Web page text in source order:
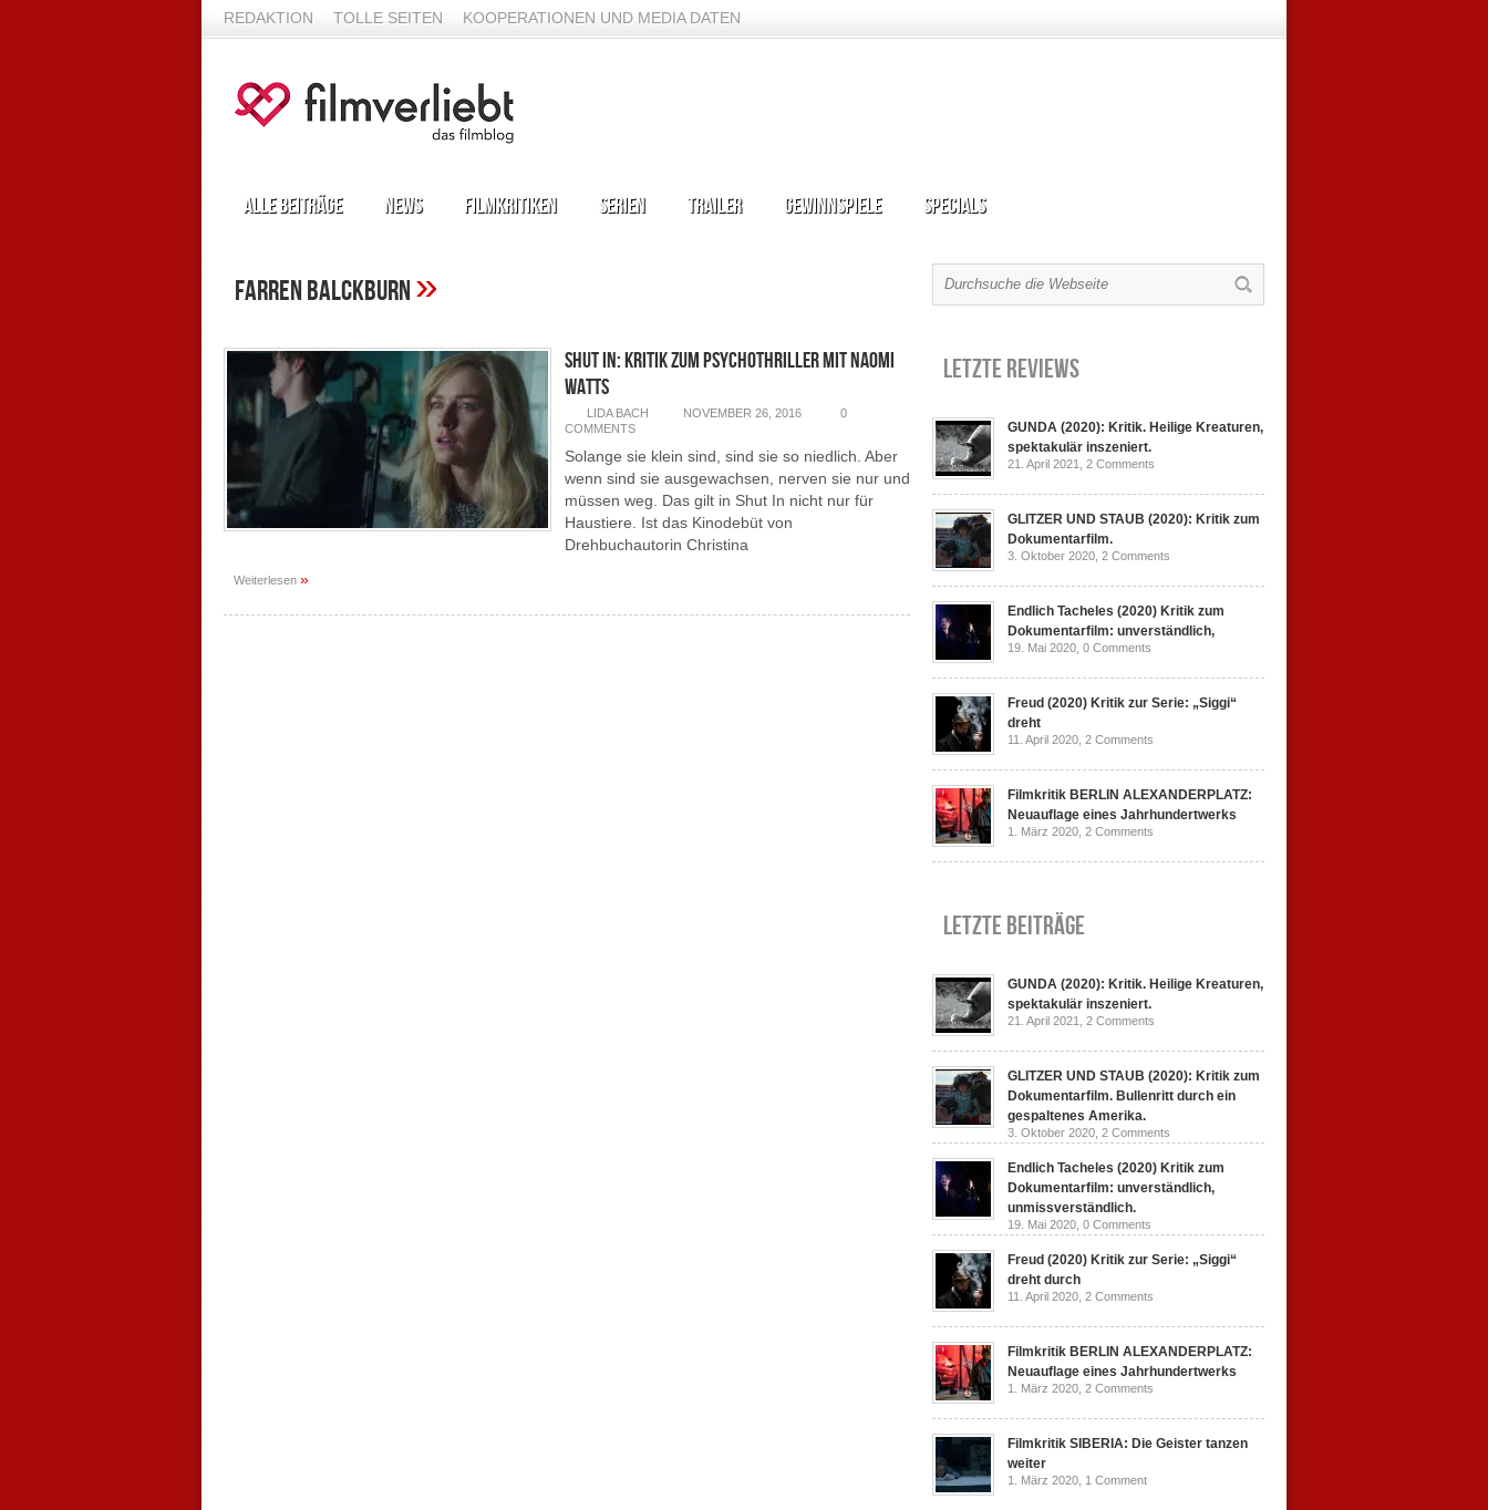
REDAKTION TOLLE SEITEN KOOPERATIONEN UND MEDIA DATEN
Alle Beiträge News Filmkritiken Serien Trailer Gewinnspiele Specials
Farren Balckburn»
Shut In: Kritik zum Psychothriller mit Naomi
Watts
LIDA BACH NOVEMBER 26, 2016
0
COMMENTS
Solange sie klein sind, sind sie so niedlich. Aber
wenn sind sie ausgewachsen, nerven sie nur und
müssen weg. Das gilt in Shut In nicht nur für
Haustiere. Ist das Kinodebüt von
Drehbuchautorin Christina
Weiterlesen »
Letzte Reviews
GUNDA (2020): Kritik. Heilige Kreaturen,
spektakulär inszeniert.
21. April 2021, 2 Comments
GLITZER UND STAUB (2020): Kritik zum
Dokumentarfilm.
3. Oktober 2020, 2 Comments
Endlich Tacheles (2020) Kritik zum
Dokumentarfilm: unverständlich,
19. Mai 2020, 0 Comments
Freud (2020) Kritik zur Serie: „Siggi“
dreht
11. April 2020, 2 Comments
Filmkritik BERLIN ALEXANDERPLATZ:
Neuauflage eines Jahrhundertwerks
1. März 2020, 2 Comments
Letzte Beiträge
GUNDA (2020): Kritik. Heilige Kreaturen,
spektakulär inszeniert.
21. April 2021, 2 Comments
GLITZER UND STAUB (2020): Kritik zum
Dokumentarfilm. Bullenritt durch ein
gespaltenes Amerika.
3. Oktober 2020, 2 Comments
Endlich Tacheles (2020) Kritik zum
Dokumentarfilm: unverständlich,
unmissverständlich.
19. Mai 2020, 0 Comments
Freud (2020) Kritik zur Serie: „Siggi“
dreht durch
11. April 2020, 2 Comments
Filmkritik BERLIN ALEXANDERPLATZ:
Neuauflage eines Jahrhundertwerks
1. März 2020, 2 Comments
Filmkritik SIBERIA: Die Geister tanzen
weiter
1. März 2020, 1 Comment